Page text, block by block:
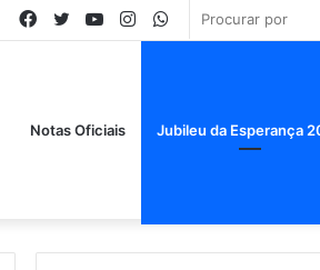
WhatsApp
Instagram
YouTube
Twitter
Facebook
Notas Oficiais Jubileu da Esperança